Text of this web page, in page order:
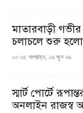
মাতারবাড়ী
চলাচলে শুরু হলো
১০:২৫ অপরাহ্ন, ১৬ জুন ২৬
স্মার্ট পোর্টে
অনলাইন রাজস্ব